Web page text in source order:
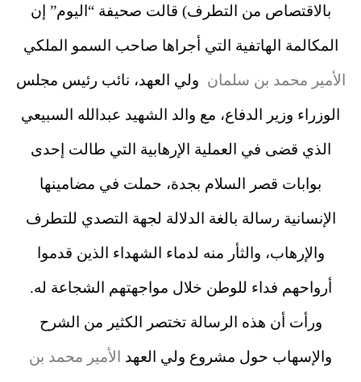
بالاقتصاص من التطرف) قالت صحيفة “اليوم” إن
المكالمة الهاتفية التي أجراها صاحب السمو الملكي
الأمير محمد بن سلمان ولي العهد، نائب رئيس مجلس
الوزراء وزير الدفاع، مع والد الشهيد عبدالله السبيعي
الذي قضى في العملية الإرهابية التي طالت إحدى
بوابات قصر السلام بجدة، حملت في مضامينها
الإنسانية رسالة بالغة الدلالة لجهة التصدي للتطرف
والإرهاب، والثأر منه لدماء الشهداء الذين قدموا
أرواحهم فداء للوطن خلال مواجهتهم الشجاعة له.
ورأت أن هذه الرسالة تختصر الكثير من الشرح
والإسهاب حول مشروع ولي العهد الأمير محمد بن